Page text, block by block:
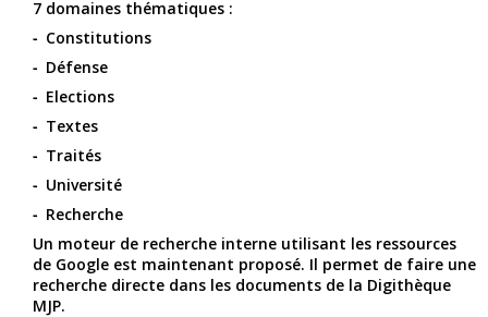
7 domaines thématiques :
Constitutions
Défense
Elections
Textes
Traités
Université
Recherche
Un moteur de recherche interne utilisant les ressources
de Google est maintenant proposé. Il permet de faire une
recherche directe dans les documents de la Digithèque
MJP.